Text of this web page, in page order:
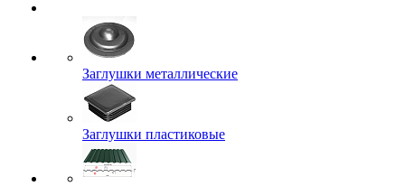
Заглушки металлические
Заглушки пластиковые